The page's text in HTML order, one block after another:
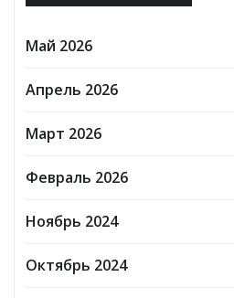
Май 2026
Апрель 2026
Март 2026
Февраль 2026
Ноябрь 2024
Октябрь 2024